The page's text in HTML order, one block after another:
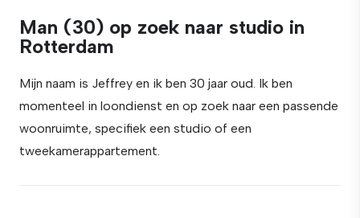
Man (30) op zoek naar studio in
Rotterdam
Mijn naam is Jeffrey en ik ben 30 jaar oud. Ik ben
momenteel in loondienst en op zoek naar een passende
woonruimte, specifiek een studio of een
tweekamerappartement.